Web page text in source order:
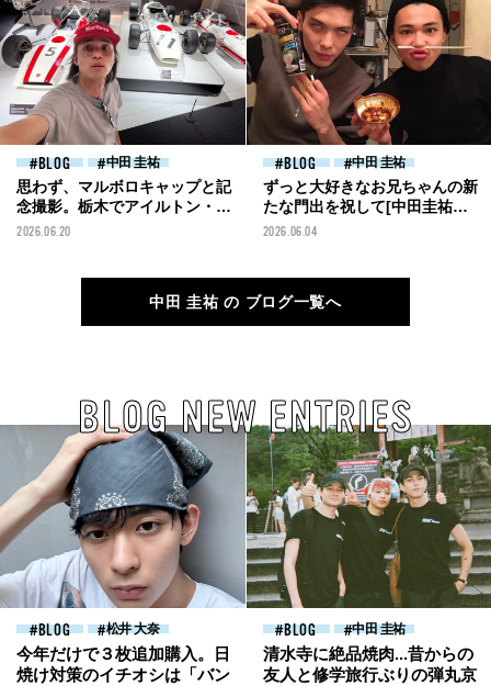
BLOG 中田 圭祐
思わず、マルボロキャップと記
念撮影。栃木でアイルトン・セ
ナが乗っていたマシンと胸熱な
2026.06.20
BLOG 中田 圭祐
ずっと大好きなお兄ちゃんの新
たな門出を祝して[中田圭祐ブ
ログ]
2026.06.04
中田 圭祐 の ブログ一覧へ
BLOG NEW ENTRIES
BLOG 松井 大奈
今年だけで３枚追加購入。日
焼け対策のイチオシは「バン
BLOG 中田 圭祐
清水寺に絶品焼肉...昔からの
友人と修学旅行ぶりの弾丸京